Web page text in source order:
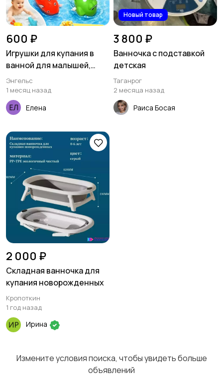
обувь
600 ₽
Игрушки для купания в
ванной для малышей,
набор из 4 штук, заводные
Энгельс
1 месяц назад
Елена
Новый товар
3 800 ₽
Ванночка с подставкой
детская
Таганрог
2 месяца назад
Раиса Босая
2 000 ₽
Складная ванночка для
купания новорожденных
Кропоткин
1 год назад
Ирина
Измените условия поиска, чтобы увидеть больше
объявлений